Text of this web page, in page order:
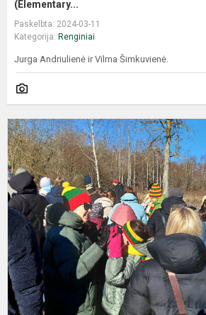
(Elementary...
Paskelbta: 2024-03-11
Kategorija: Renginiai
Jurga Andriulienė ir Vilma Šimkuvienė.